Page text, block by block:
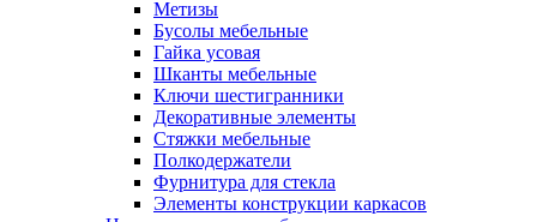
Метизы
Бусолы мебельные
Гайка усовая
Шканты мебельные
Ключи шестигранники
Декоративные элементы
Стяжки мебельные
Полкодержатели
Фурнитура для стекла
Элементы конструкции каркасов